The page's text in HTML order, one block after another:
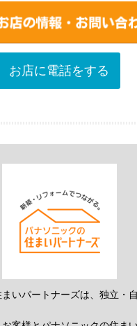
お店に電話をする
いパートナーズは、独立・